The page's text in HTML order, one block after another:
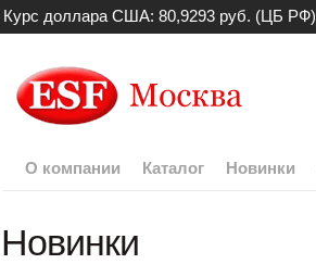
Курс доллара США: 80,9293 руб. (ЦБ РФ)
О компании Каталог Новинки
Новинки